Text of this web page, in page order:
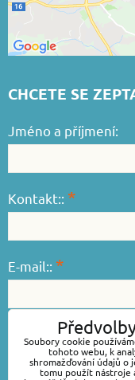
CHCETE SE
Jméno a příjmení:
Kontakt:: *
E-mail:: *
Váš dotaz::*
Soubory cookie
tohoto webu, k
shromažďování údajů o
tomu použít nástroje